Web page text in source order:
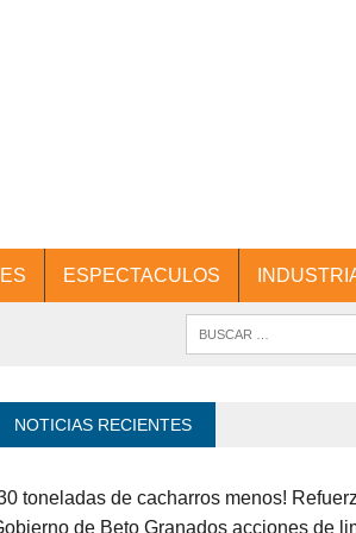
ESPECTACULOS
NOTICIAS RECIENTES
toneladas de cacharros menos!
de Beto Granados acciones de